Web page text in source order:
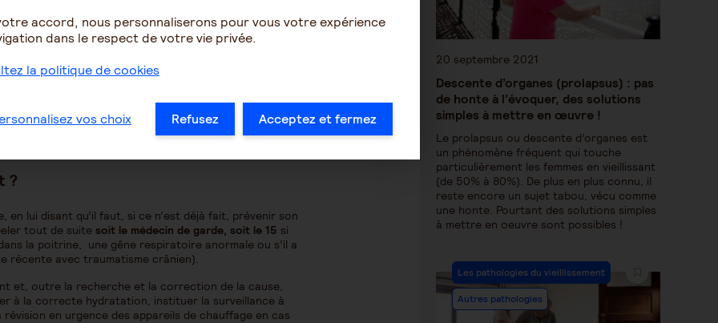
une
peut se
à répétition (risque fracturaire…).
que votre proche aura déjà signalé, le risque
reste théoriquement possible (émission de sang,
?
en lui disant qu’il faut, si ce n’est déjà fait, prévenir son
tout de suite soit le médecin de garde, soit le 15 si
la poitrine, une gêne respiratoire anormale ou s’il a
récente avec traumatisme crânien).
et, outre la recherche et la correction de la cause,
à la correcte hydratation, instituer la surveillance à
en urgence des appareils de chauffage en cas
20 septembre 2021
Descente d’organes (prolapsus) : pas
de honte à l’évoquer, des solutions
simples à mettre en œuvre !
Le prolapsus ou descente d’organes est
un phénomène fréquent qui touche
particulièrement les femmes en vieillissant
(de 50% à 80%). De plus en plus connu, il
reste encore un sujet tabou, vécu comme
une honte. Pourtant des solutions simples
à mettre en oeuvre sont possibles !
Les pathologies du vieillissement
Autres pathologies
accord, nous personnaliserons pour vous votre expérience
dans le respect de votre vie privée.
la politique de cookies
vos choix Refusez Acceptez et fermez